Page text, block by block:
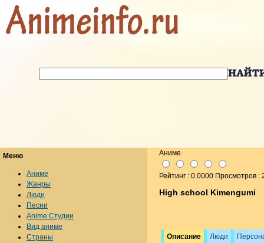
Аниме
Рейтинг : 0.0000 Просмотров :
High school Kimengumi
Описание Люди
Меню
Аниме
Жанры
Люди
Песни
Anime Студии
Вид аниме
Страны